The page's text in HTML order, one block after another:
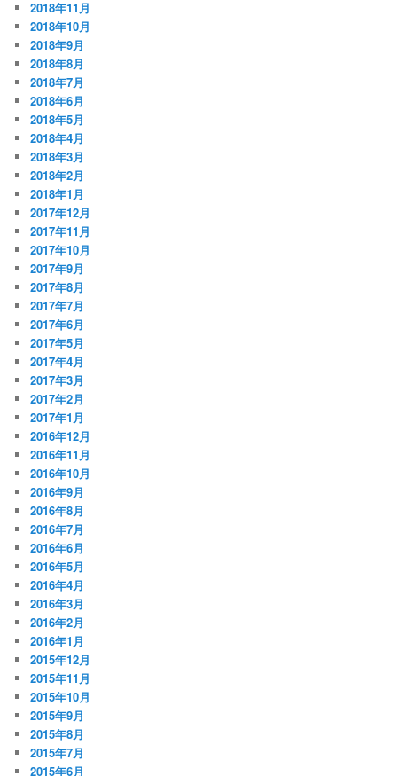
2018年11月
2018年10月
2018年9月
2018年8月
2018年7月
2018年6月
2018年5月
2018年4月
2018年3月
2018年2月
2018年1月
2017年12月
2017年11月
2017年10月
2017年9月
2017年8月
2017年7月
2017年6月
2017年5月
2017年4月
2017年3月
2017年2月
2017年1月
2016年12月
2016年11月
2016年10月
2016年9月
2016年8月
2016年7月
2016年6月
2016年5月
2016年4月
2016年3月
2016年2月
2016年1月
2015年12月
2015年11月
2015年10月
2015年9月
2015年8月
2015年7月
2015年6月